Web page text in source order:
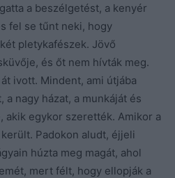
a beszélgetést, a kenyér
fel se tűnt neki, hogy
pletykafészek. Jövő
és őt nem hívták meg.
ivott. Mindent, ami útjába
a nagy házat, a munkáját és
akik egykor szerették. Amikor a
Padokon aludt, éjjeli
húzta meg magát, ahol
mert félt, hogy ellopják a